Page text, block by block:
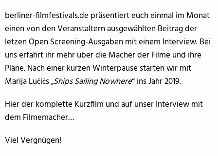
berliner-filmfestivals.de präsentiert euch einmal im Monat
einen von den Veranstaltern ausgewählten Beitrag der
letzen Open Screening-Ausgaben mit einem Interview. Bei
uns erfahrt ihr mehr über die Macher der Filme und ihre
Pläne. Nach einer kurzen Winterpause starten wir mit
Marija Lučićs „Ships Sailing Nowhere“ ins Jahr 2019.
Hier der komplette Kurzfilm und auf unser Interview mit
dem Filmemacher…
Viel Vergnügen!